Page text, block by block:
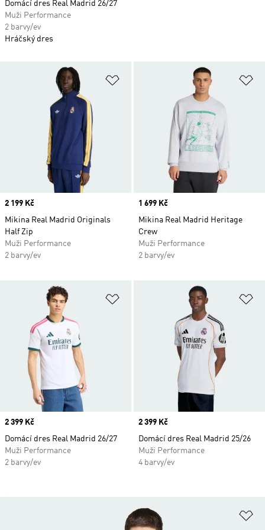
Přidat do seznamu přání
Price
2 199 Kč
Mikina Real Madrid Originals
Half Zip
Muži Performance
2 barvy/ev
Price
1 699 Kč
Mikina Real Madrid Heritage
Crew
Muži Performance
2 barvy/ev
Přidat do seznamu přání
Price
2 399 Kč
Domácí dres Real Madrid 26/27
Muži Performance
2 barvy/ev
Price
2 399 Kč
Domácí dres Real Madrid 25/26
Muži Performance
4 barvy/ev
Domácí dres Real Madrid 26/27
Muži Performance
2 barvy/ev
Hráčský dres